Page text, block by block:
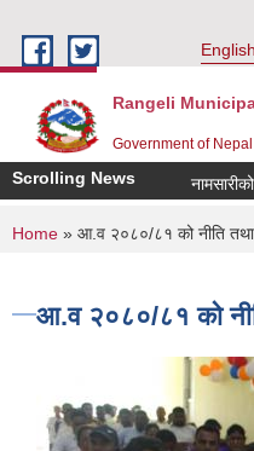
English
Rangeli
Government of Nepal
Scrolling News नामसारीको
You are here
Home » आ.व २०८०/८१ को नीति तथा
आ.व २०८०/८१ को